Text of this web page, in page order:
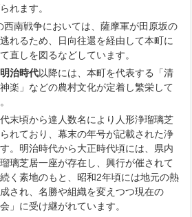
れます。
南戦争においては、薩摩軍が田原坂の
れるため、日向往還を経由して本町に
直しを図るなどしています。
明治時代以降には、本町を代表する「清
楽」などの農村文化が定着し繁栄して
末頃から達人数名により人形浄瑠璃芝
れており、幕末の年号が記載された浄
。明治時代から大正時代頃には、県内
璃芝居一座が存在し、興行が催されて
く素地のもと、昭和2年頃には地元の熱
され、名勝や組織を変えつつ現在の
」に受け継がれています。